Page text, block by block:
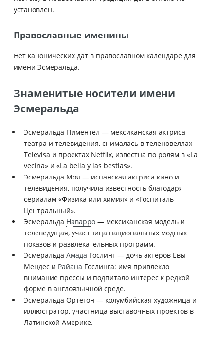
установлен.
Православные именины
Нет канонических дат в православном календаре для
имени Эсмеральда.
Знаменитые носители имени
Эсмеральда
Эсмеральда Пиментел — мексиканская актриса
театра и телевидения, снималась в теленовеллах
Televisa и проектах Netflix, известна по ролям в «La
vecina» и «La bella y las bestias».
Эсмеральда Моя — испанская актриса кино и
телевидения, получила известность благодаря
сериалам «Физика или химия» и «Госпиталь
Центральный».
Эсмеральда Наварро — мексиканская модель и
телеведущая, участница национальных модных
показов и развлекательных программ.
Эсмеральда Амада Гослинг — дочь актёров Евы
Мендес и Райана Гослинга; имя привлекло
внимание прессы и подпитало интерес к редкой
форме в англоязычной среде.
Эсмеральда Ортегон — колумбийская художница и
иллюстратор, участница выставочных проектов в
Латинской Америке.